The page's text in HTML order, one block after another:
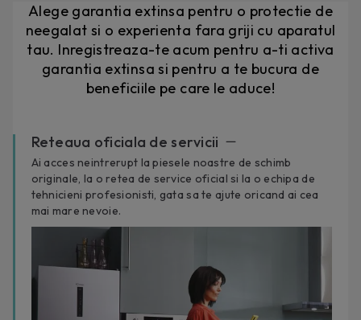
Alege garantia extinsa pentru o protectie de
neegalat si o experienta fara griji cu aparatul
tau. Inregistreaza-te acum pentru a-ti activa
garantia extinsa si pentru a te bucura de
beneficiile pe care le aduce!
Reteaua oficiala de servicii
Ai acces neintrerupt la piesele noastre de schimb
originale, la o retea de service oficial si la o echipa de
tehnicieni profesionisti, gata sa te ajute oricand ai cea
mai mare nevoie.